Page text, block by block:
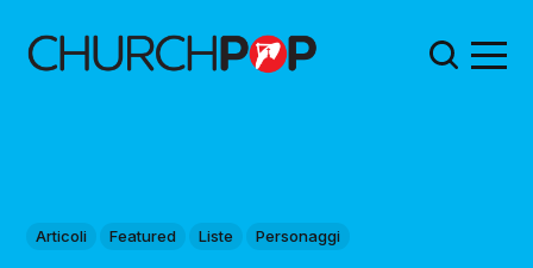
Articoli Featured Liste Personaggi